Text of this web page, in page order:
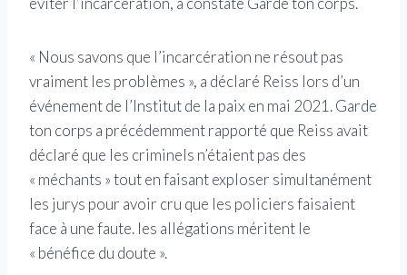
« Nous savons que l’incarcération ne résout pas
vraiment les problèmes », a déclaré Reiss lors d’un
événement de l’Institut de la paix en mai 2021. Garde
ton corps a précédemment rapporté que Reiss avait
déclaré que les criminels n’étaient pas des
« méchants » tout en faisant exploser simultanément
les jurys pour avoir cru que les policiers faisaient
face à une faute. les allégations méritent le
« bénéfice du doute ».